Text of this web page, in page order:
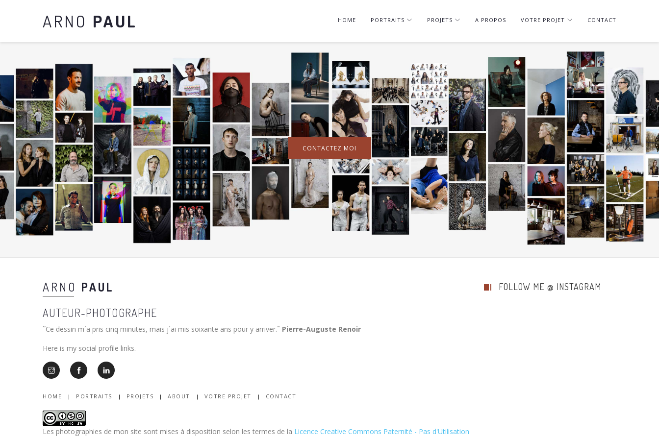
ARNO PAUL HOME PORTRAITS PROJETS A PROPOS VOTRE PROJET CONTACT
CONTACTEZ MOI
ARNO PAUL
AUTEUR-PHOTOGRAPHE
˜Ce dessin m´a pris cinq minutes, mais j´ai mis soixante ans pour y arriver.˜ Pierre-Auguste Renoir
Here is my social profile links.
HOME PORTRAITS PROJETS ABOUT VOTRE PROJET CONTACT
Les photographies de mon site sont mises à disposition selon les termes de la Licence Creative Commons Paternité - Pas d'Utilisation
FOLLOW ME @ INSTAGRAM